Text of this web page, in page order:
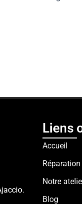
Liens
Accueil
Réparation
Notre
Blog